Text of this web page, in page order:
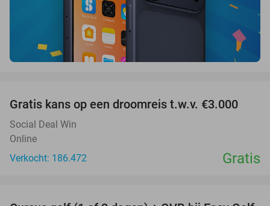
Gratis kans op een droomreis t.w.v. €3.000
Social Deal Win
Online
Verkocht: 186.472
Gratis